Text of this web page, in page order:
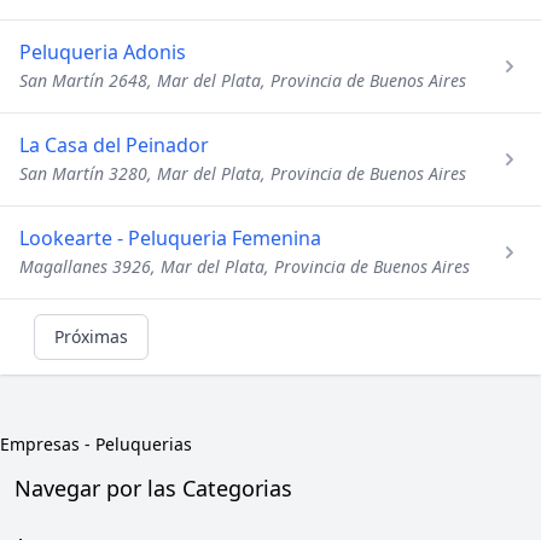
Peluqueria Adonis
San Martín 2648, Mar del Plata, Provincia de Buenos Aires
La Casa del Peinador
San Martín 3280, Mar del Plata, Provincia de Buenos Aires
Lookearte - Peluqueria Femenina
Magallanes 3926, Mar del Plata, Provincia de Buenos Aires
Próximas
Empresas - Peluquerias
Navegar por las Categorias